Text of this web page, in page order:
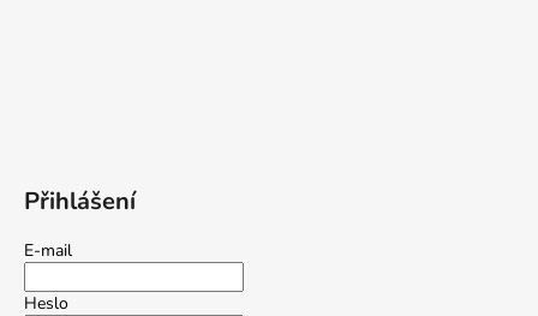
Přihlášení
E-mail
Heslo